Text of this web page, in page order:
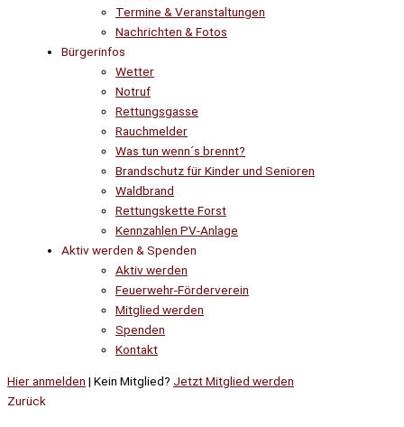
Termine & Veranstaltungen
Nachrichten & Fotos
Bürgerinfos
Wetter
Notruf
Rettungsgasse
Rauchmelder
Was tun wenn´s brennt?
Brandschutz für Kinder und Senioren
Waldbrand
Rettungskette Forst
Kennzahlen PV-Anlage
Aktiv werden & Spenden
Aktiv werden
Feuerwehr-Förderverein
Mitglied werden
Spenden
Kontakt
Hier anmelden | Kein Mitglied? Jetzt Mitglied werden
Zurück